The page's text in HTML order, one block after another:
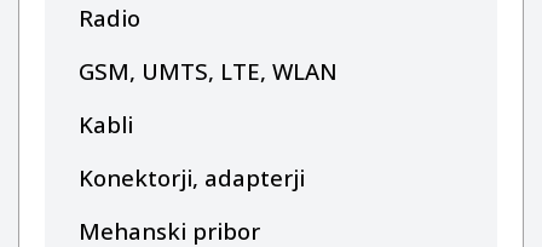
Radio
GSM, UMTS, LTE, WLAN
Kabli
Konektorji, adapterji
Mehanski pribor